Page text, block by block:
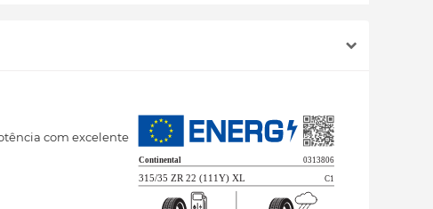
com excelente